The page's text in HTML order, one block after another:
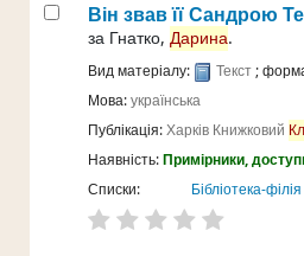
Він звав її Сандрою
за Гнатко, Дарина.
Вид матеріалу: Текст;
Мова:українська
Публікація:Харків Книжковий
Наявність:Примірники,
Списки:
Бібліотека-